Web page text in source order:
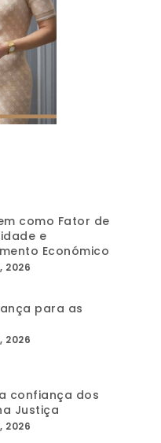
como Fator de
e
Económico
2026
para as
2026
confiança dos
Justiça
2026